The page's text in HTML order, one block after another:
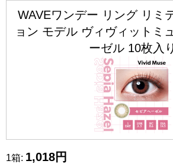
WAVEワンデー リング リミ
ョン モデル ヴィヴィットミ
ーゼル 10枚入り
1箱: 1,018円